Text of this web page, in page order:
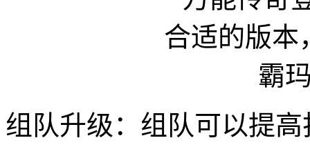
组队升级：组队可以提